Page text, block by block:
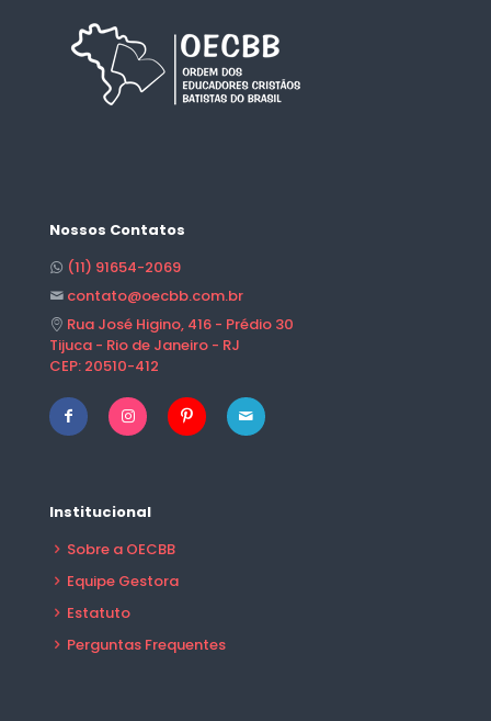
Nossos Contatos
(11) 91654-2069
contato@oecbb.com.br
Rua José Higino, 416 - Prédio 30
Tijuca - Rio de Janeiro - RJ
CEP: 20510-412
Institucional
Sobre a OECBB
Equipe Gestora
Estatuto
Perguntas Frequentes